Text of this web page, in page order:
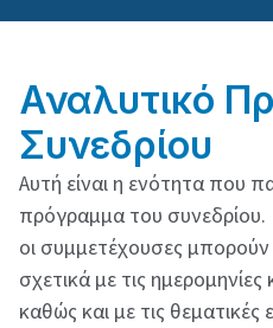
Αναλυτικό
Συνεδρίου
Αυτή είναι η ενότητα που
πρόγραμμα του συνεδρίου.
οι συμμετέχουσες
σχετικά με τις
καθώς και με τις θεματικές